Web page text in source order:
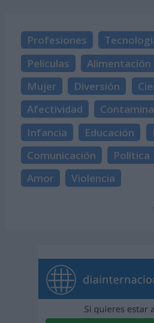
Profesiones
Películas
Alimentación
Mujer
Diversión
Afectividad
Infancia
Educación
Comunicación
Política
Amor
Violencia